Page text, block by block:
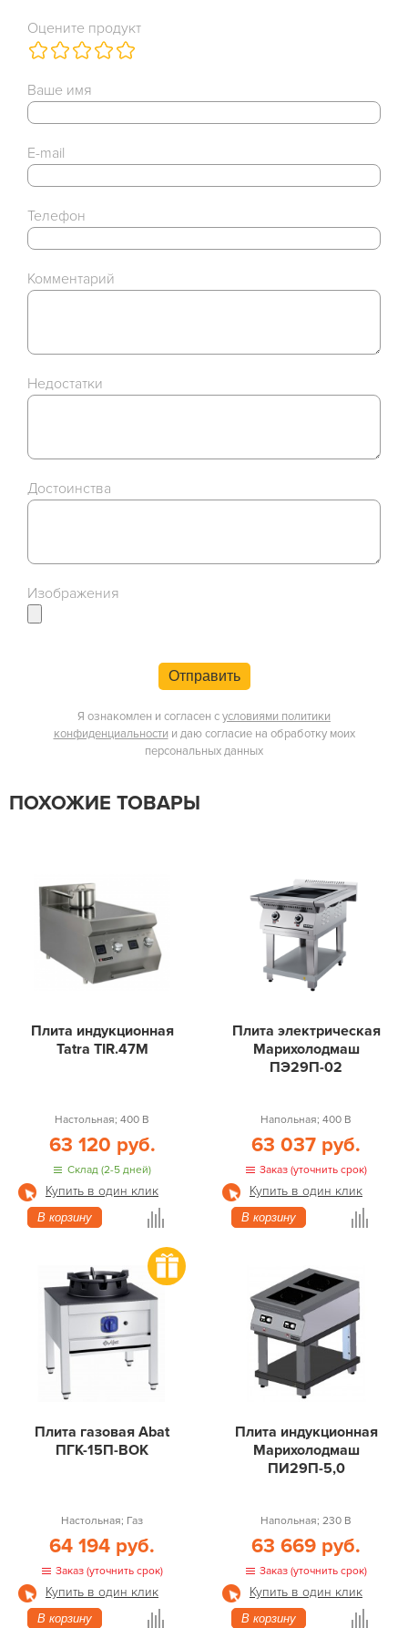
Оцените продукт
Ваше имя
E-mail
Телефон
Комментарий
Недостатки
Достоинства
Изображения
Отправить
Я ознакомлен и согласен сусловиями политики
конфиденциальности и даю согласие на обработку моих
персональных данных
ПОХОЖИЕ ТОВАРЫ
Плита индукционная
Tatra TIR.47M
Настольная; 400 В
63 120 руб.
Склад (2-5 дней)
Купить в один клик
В корзину
Плита электрическая
Марихолодмаш
ПЭ29П-02
Напольная; 400 В
63 037 руб.
Заказ (уточнить срок)
Купить в один клик
В корзину
Плита газовая Abat
ПГК-15П-ВОК
Настольная; Газ
64 194 руб.
Заказ (уточнить срок)
Купить в один клик
В корзину
Плита индукционная
Марихолодмаш
ПИ29П-5,0
Напольная; 230 В
63 669 руб.
Заказ (уточнить срок)
Купить в один клик
В корзину